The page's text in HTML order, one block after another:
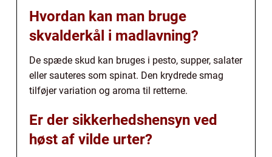
Hvordan kan man bruge
skvalderkål i madlavning?
De spæde skud kan bruges i pesto, supper, salater
eller sauteres som spinat. Den krydrede smag
tilføjer variation og aroma til retterne.
Er der sikkerhedshensyn ved
høst af vilde urter?